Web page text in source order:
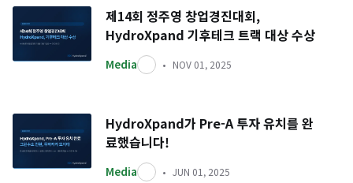
제14회 정주영 창업경진대회,
HydroXpand 기후테크 트랙 대상 수상
Media NOV 01, 2025
HydroXpand가 Pre-A 투자 유치를 완
료했습니다!
Media JUN 01, 2025